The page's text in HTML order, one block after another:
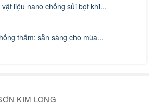
liệu nano chống sủi bọt khi...
thấm: sẵn sàng cho mùa...
KIM LONG